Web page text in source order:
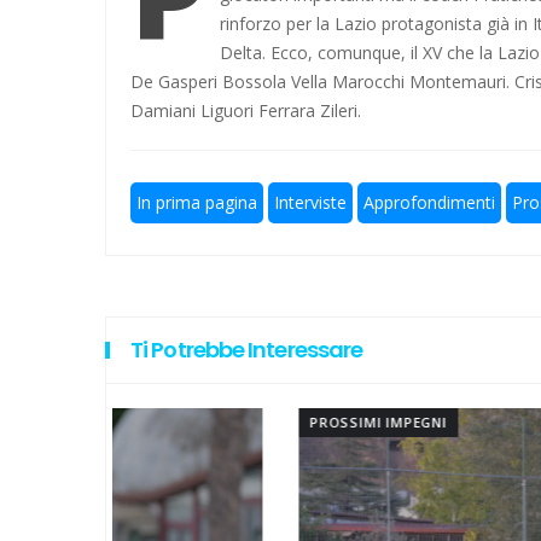
Lazio ad Ascoli 19 anni dopo
I gol di Kalè per la nuova Lazio
Un'altra bella notizia: Caique
rinforzo per la Lazio protagonista già in
Delta. Ecco, comunque, il XV che la
De Gasperi Bossola Vella Marocchi Montemauri.
Damiani Liguori Ferrara Zileri.
In prima pagina Interviste Approfondimenti
Ti Potrebbe Interessare
PROSSIMI IMPEGNI